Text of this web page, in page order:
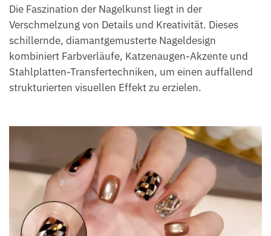
Die Faszination der Nagelkunst liegt in der
Verschmelzung von Details und Kreativität. Dieses
schillernde, diamantgemusterte Nageldesign
kombiniert Farbverläufe, Katzenaugen-Akzente und
Stahlplatten-Transfertechniken, um einen auffallend
strukturierten visuellen Effekt zu erzielen.